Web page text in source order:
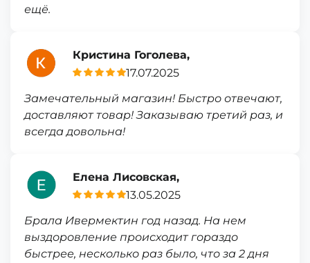
ещё.
Кристина Гоголева,
17.07.2025
Замечательный магазин! Быстро отвечают,
доставляют товар! Заказываю третий раз, и
всегда довольна!
Елена Лисовская,
13.05.2025
Брала Ивермектин год назад. На нем
выздоровление происходит гораздо
быстрее, несколько раз было, что за 2 дня